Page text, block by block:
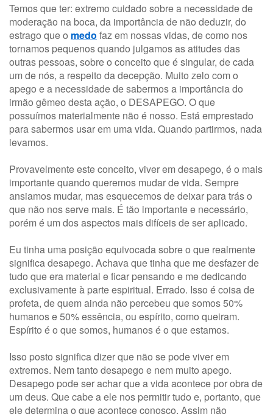
Temos que ter: extremo cuidado sobre a necessidade de
moderação na boca, da importância de não deduzir, do
estrago que o medo faz em nossas vidas, de como nos
tornamos pequenos quando julgamos as atitudes das
outras pessoas, sobre o conceito que é singular, de cada
um de nós, a respeito da decepção. Muito zelo com o
apego e a necessidade de sabermos a importância do
irmão gêmeo desta ação, o DESAPEGO. O que
possuímos materialmente não é nosso. Está emprestado
para sabermos usar em uma vida. Quando partirmos, nada
levamos.
Provavelmente este conceito, viver em desapego, é o mais
importante quando queremos mudar de vida. Sempre
ansiamos mudar, mas esquecemos de deixar para trás o
que não nos serve mais. É tão importante e necessário,
porém é um dos aspectos mais difíceis de ser aplicado.
Eu tinha uma posição equivocada sobre o que realmente
significa desapego. Achava que tinha que me desfazer de
tudo que era material e ficar pensando e me dedicando
exclusivamente à parte espiritual. Errado. Isso é coisa de
profeta, de quem ainda não percebeu que somos 50%
humanos e 50% essência, ou espírito, como queiram.
Espírito é o que somos, humanos é o que estamos.
Isso posto significa dizer que não se pode viver em
extremos. Nem tanto desapego e nem muito apego.
Desapego pode ser achar que a vida acontece por obra de
um deus. Que cabe a ele nos permitir tudo e, portanto, que
ele determina o que acontece conosco. Assim não